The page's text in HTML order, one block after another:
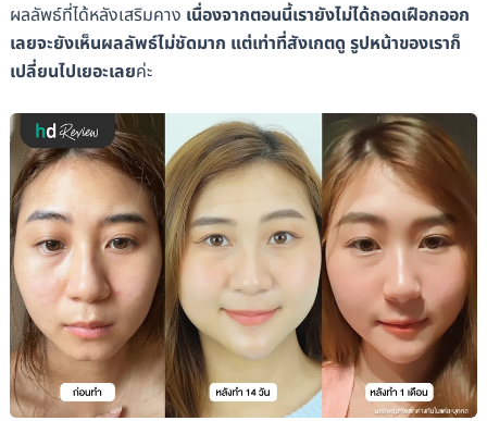
ผลลัพธ์ที่ได้หลังเสริมคาง เนื่องจากตอนนี้เรายังไม่ได้ถอดเฝือกออก
เลยจะยังเห็นผลลัพธ์ไม่ชัดมาก แต่เท่าที่สังเกตดู รูปหน้าของเราก็
เปลี่ยนไปเยอะเลยค่ะ